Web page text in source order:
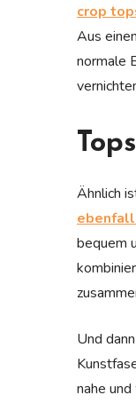
crop
Aus
normale
Ähnlich
bequem
Und
nahe